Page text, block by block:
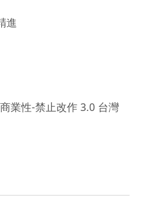
進
業性-禁止改作 3.0 台灣